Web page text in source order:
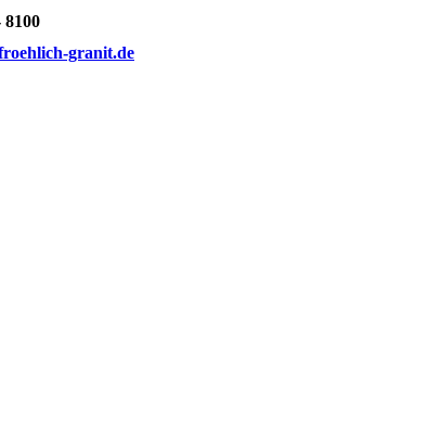
8100
granit.de